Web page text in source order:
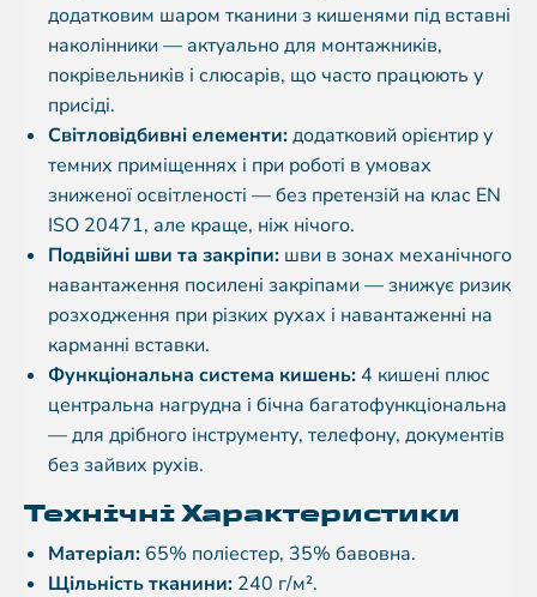
додатковим шаром тканини з кишенями під вставні
наколінники — актуально для монтажників,
покрівельників і слюсарів, що часто працюють у
присіді.
Світловідбивні елементи:додатковий орієнтир у
темних приміщеннях і при роботі в умовах
зниженої освітленості — без претензій на клас EN
ISO 20471, але краще, ніж нічого.
Подвійні шви та закріпи: шви в зонах механічного
навантаження посилені закріпами — знижує ризик
розходження при різких рухах і навантаженні на
карманні вставки.
Функціональна система кишень:4 кишені плюс
центральна нагрудна і бічна багатофункціональна
— для дрібного інструменту, телефону, документів
без зайвих рухів.
Технічні Характеристики
Матеріал: 65% поліестер, 35% бавовна.
Щільність тканини: 240 г/м².